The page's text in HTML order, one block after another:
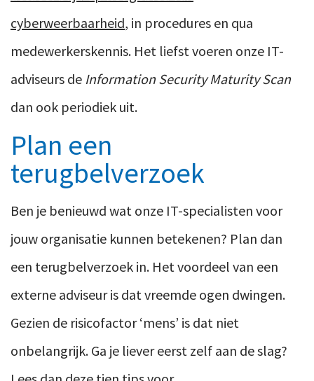
cyberweerbaarheid, in procedures en qua
medewerkerskennis. Het liefst voeren onze IT-
adviseurs de Information Security Maturity Scan
dan ook periodiek uit.
Plan een
terugbelverzoek
Ben je benieuwd wat onze IT-specialisten voor
jouw organisatie kunnen betekenen? Plan dan
een terugbelverzoek in. Het voordeel van een
externe adviseur is dat vreemde ogen dwingen.
Gezien de risicofactor ‘mens’ is dat niet
onbelangrijk. Ga je liever eerst zelf aan de slag?